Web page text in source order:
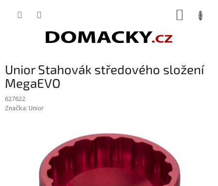
Unior Stahovák středového složení
MegaEVO
627622
Značka: Unior